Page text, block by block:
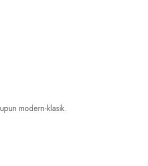
modern-klasik.